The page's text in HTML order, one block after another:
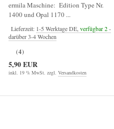
ermila Maschine: Edition Type Nr.
1400 und Opal 1170 ...
Lieferzeit: 1-5 Werktage DE, verfügbar 2-
darüber 3-4 Wochen
(4)
5,90 EUR
inkl. 19 % MwSt. zzgl. Versandkosten